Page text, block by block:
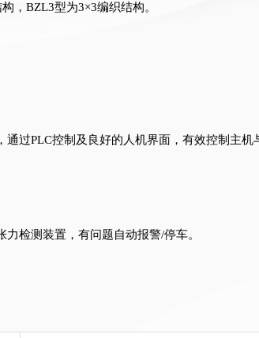
，BZL3型为3×3编织结构。
过PLC控制及良好的人机界面，有效控制主机
检测装置，有问题自动报警/停车。